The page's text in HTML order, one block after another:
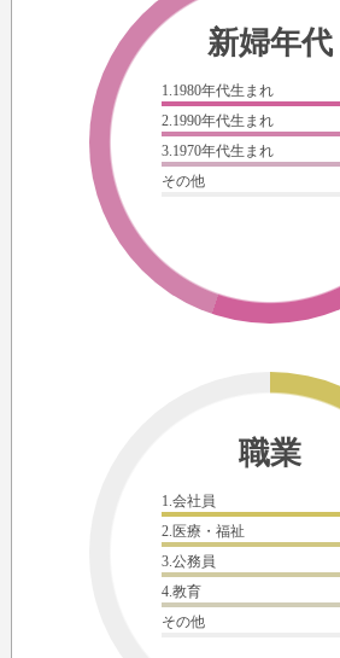
新婦年代
1.1980年代生まれ
2.1990年代生まれ
3.1970年代生まれ
その他
職業
1.会社員
2.医療・福祉
3.公務員
4.教育
その他